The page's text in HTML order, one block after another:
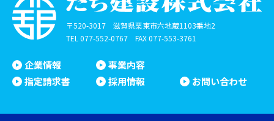
〒520-3017 滋賀県栗東市六地蔵1103番地2
TEL077-552-0767 FAX 077-553-3761
企業情報
事業内容
指定請求書
採用情報 お問い合わせ